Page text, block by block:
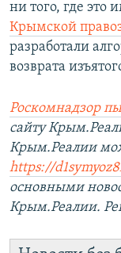
ни того, где это
Крымской
разработали
возврата
Роскомнадзор
сайту
Крым.Реалии
https://
основными
Крым.Реалии.